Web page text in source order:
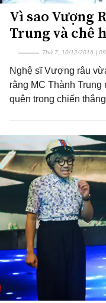
Vì sao Vượng
Trung và chê
Thứ 7, 10/12/2016 |
Nghệ sĩ Vượng râu
rằng MC Thành
quên trong chiến